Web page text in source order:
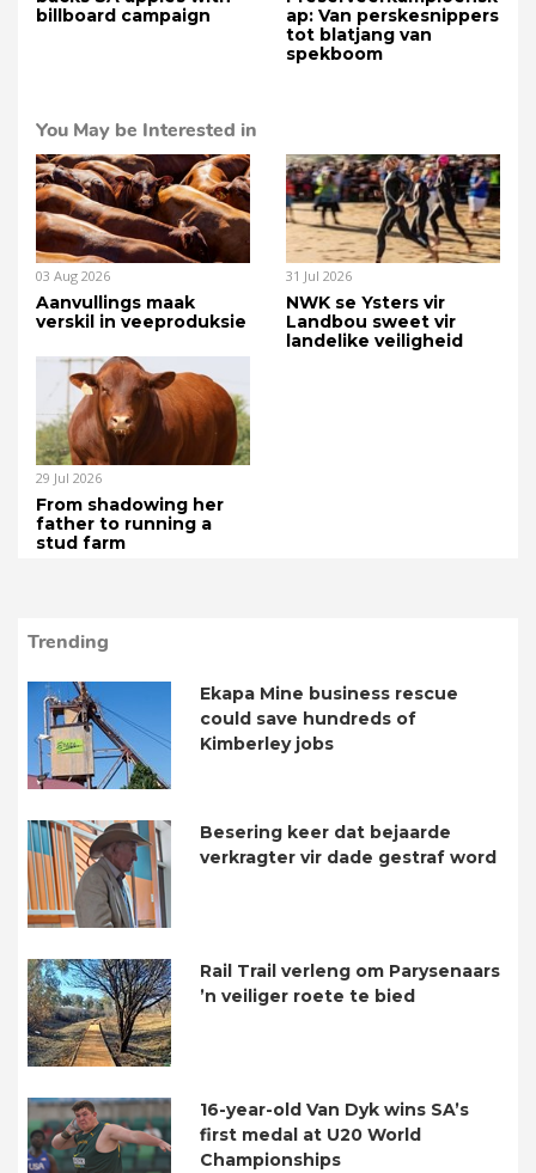
billboard campaign
ap: Van perskesnippers
tot blatjang van
spekboom
You May be Interested in
03 Aug 2026
Aanvullings maak
verskil in veeproduksie
31 Jul 2026
NWK se Ysters vir
Landbou sweet vir
landelike veiligheid
29 Jul 2026
From shadowing her
father to running a
stud farm
Trending
Ekapa Mine business rescue
could save hundreds of
Kimberley jobs
Besering keer dat bejaarde
verkragter vir dade gestraf word
Rail Trail verleng om Parysenaars
’n veiliger roete te bied
16-year-old Van Dyk wins SA’s
first medal at U20 World
Championships